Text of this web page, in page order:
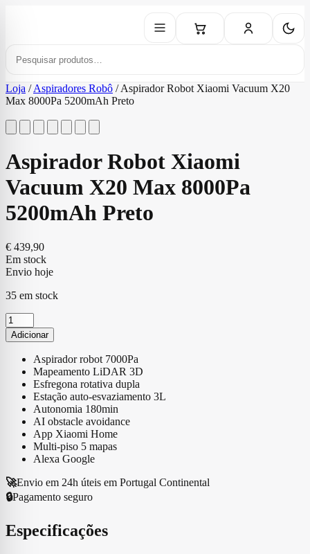
Loja / Aspiradores Robô / Aspirador Robot Xiaomi Vacuum X20
Max 8000Pa 5200mAh Preto
Aspirador Robot Xiaomi
Vacuum X20 Max 8000Pa
5200mAh Preto
€ 439,90
Em stock
Envio hoje
35 em stock
Quantidade
de
Aspirador
Robot
Xiaomi
Vacuum
X20
Max
8000Pa
5200mAh
Preto
Adicionar
Aspirador robot 7000Pa
Mapeamento LiDAR 3D
Esfregona rotativa dupla
Estação auto-esvaziamento 3L
Autonomia 180min
AI obstacle avoidance
App Xiaomi Home
Multi-piso 5 mapas
Alexa Google
🚀Envio em 24h úteis em Portugal Continental
🔒Pagamento seguro
Especificações